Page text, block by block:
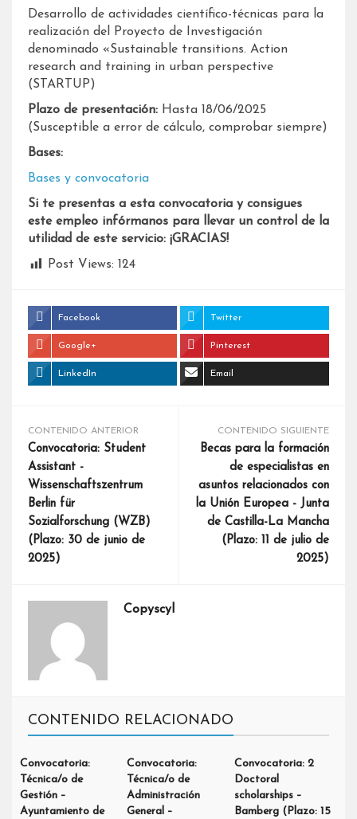
Desarrollo de actividades científico-técnicas para la
realización del Proyecto de Investigación
denominado «Sustainable transitions. Action
research and training in urban perspective
(STARTUP)
Plazo de presentación: Hasta 18/06/2025
(Susceptible a error de cálculo, comprobar siempre)
Bases:
Bases y convocatoria
Si te presentas a esta convocatoria y consigues
este empleo infórmanos para llevar un control de la
utilidad de este servicio: ¡GRACIAS!
Post Views: 124
Facebook Twitter
Google+ Pinterest
LinkedIn Email
CONTENIDO ANTERIOR
Convocatoria: Student
Assistant -
Wissenschaftszentrum
Berlin für
Sozialforschung (WZB)
(Plazo: 30 de junio de
2025)
CONTENIDO SIGUIENTE
Becas para la formación
de especialistas en
asuntos relacionados con
la Unión Europea - Junta
de Castilla-La Mancha
(Plazo: 11 de julio de
2025)
Copyscyl
CONTENIDO RELACIONADO
Convocatoria:
Técnica/o de
Gestión –
Ayuntamiento de
Convocatoria:
Técnica/o de
Administración
General –
Convocatoria: 2
Doctoral
scholarships –
Bamberg (Plazo: 15